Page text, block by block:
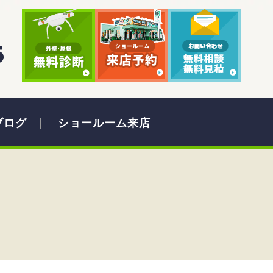
ログ ショールーム来店